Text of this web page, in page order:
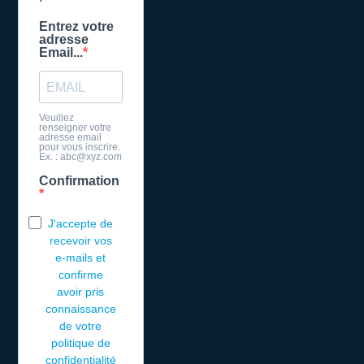
Entrez votre
adresse
Email...
Veuillez
renseigner votre
adresse email
pour vous inscrire.
Ex. : abc@xyz.com
Confirmation
J'accepte de
recevoir vos
e-mails et
confirme
avoir pris
connaissance
de votre
politique de
confidentialité